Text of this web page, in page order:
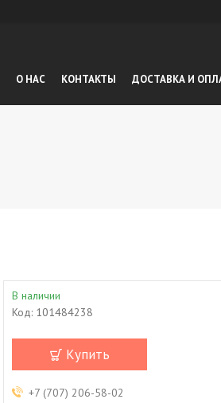
О НАС КОНТАКТЫ ДОСТАВКА И
В наличии
Код: 101484238
Купить
+7 (707) 206-58-02